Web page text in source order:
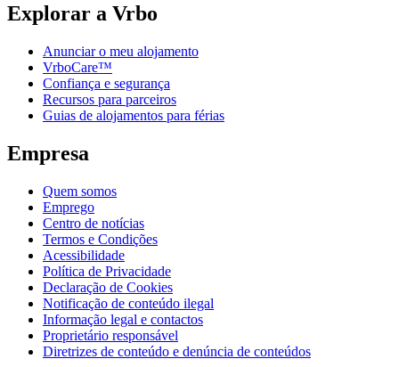
Explorar a Vrbo
Anunciar o meu alojamento
VrboCare™
Confiança e segurança
Recursos para parceiros
Guias de alojamentos para férias
Empresa
Quem somos
Emprego
Centro de notícias
Termos e Condições
Acessibilidade
Política de Privacidade
Declaração de Cookies
Notificação de conteúdo ilegal
Informação legal e contactos
Proprietário responsável
Diretrizes de conteúdo e denúncia de conteúdos